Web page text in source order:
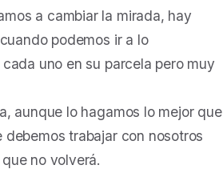
a cambiar la mirada, hay
podemos ir a lo
uno en su parcela pero muy
aunque lo hagamos lo mejor que
trabajar con nosotros
no volverá.